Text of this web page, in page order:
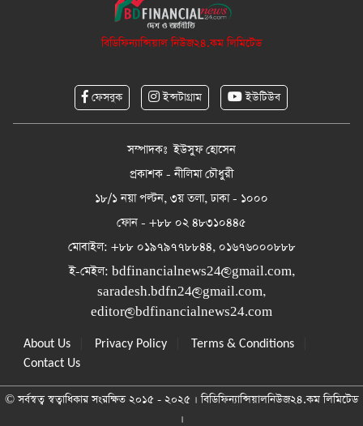
বিডিফিন্যান্সিয়াল নিউজ২৪.কম লিমিটেড
ফেসবুক ইন্সটাগ্রাম ইউটিউব
সম্পাদকঃ ইউসুফ হোসেন
প্রকাশক - নীলিমা চৌধুরী
১৮/১ নয়া পল্টন, ৩য় তলা, ঢাকা - ১০০০
ফোন - +৮৮ ০২ ৪৮৩১০৪৪৫
মোবাইল: +৮৮ ০১৯৭৯৭৭৮৮৪৪, ০১৬৭৬০০০৮৮৮
ই-মেইল: bdfinancialnews24@gmail.com,
saradesh.bdfn24@gmail.com,
editor@bdfinancialnews24.com
About Us Privacy Policy Terms & Conditions
Contact Us
© সর্বস্বত্ব স্বত্বাধিকার সংরক্ষিত ২০১৫ - ২০২৫ । বিডিফিন্যান্সিয়ালনিউজ২৪.কম লিমিটেড
।